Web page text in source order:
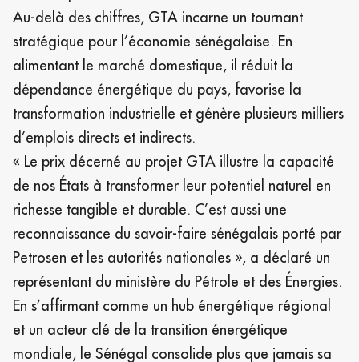
Au-delà des chiffres, GTA incarne un tournant
stratégique pour l’économie sénégalaise. En
alimentant le marché domestique, il réduit la
dépendance énergétique du pays, favorise la
transformation industrielle et génère plusieurs milliers
d’emplois directs et indirects.
« Le prix décerné au projet GTA illustre la capacité
de nos États à transformer leur potentiel naturel en
richesse tangible et durable. C’est aussi une
reconnaissance du savoir-faire sénégalais porté par
Petrosen et les autorités nationales », a déclaré un
représentant du ministère du Pétrole et des Énergies.
En s’affirmant comme un hub énergétique régional
et un acteur clé de la transition énergétique
mondiale, le Sénégal consolide plus que jamais sa